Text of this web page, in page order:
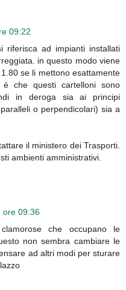
09:22
ad impianti installati
in questo modo viene
se li mettono esattamente
che questi cartelloni sono
in deroga sia ai principi
o perpendicolari) sia a
il ministero dei Trasporti.
ambienti amministrativi.
ore 09:36
che occupano le
non sembra cambiare le
ad altri modi per sturare